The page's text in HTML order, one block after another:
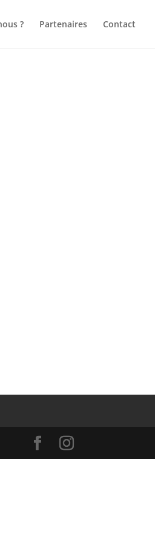
? Partenaires Contact